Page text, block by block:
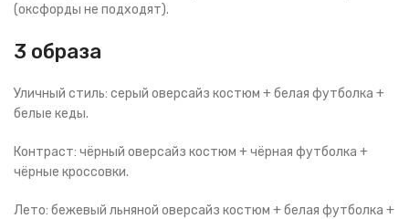
(оксфорды не подходят).
3 образа
Уличный стиль: серый оверсайз костюм + белая футболка +
белые кеды.
Контраст: чёрный оверсайз костюм + чёрная футболка +
чёрные кроссовки.
Лето: бежевый льняной оверсайз костюм + белая футболка +